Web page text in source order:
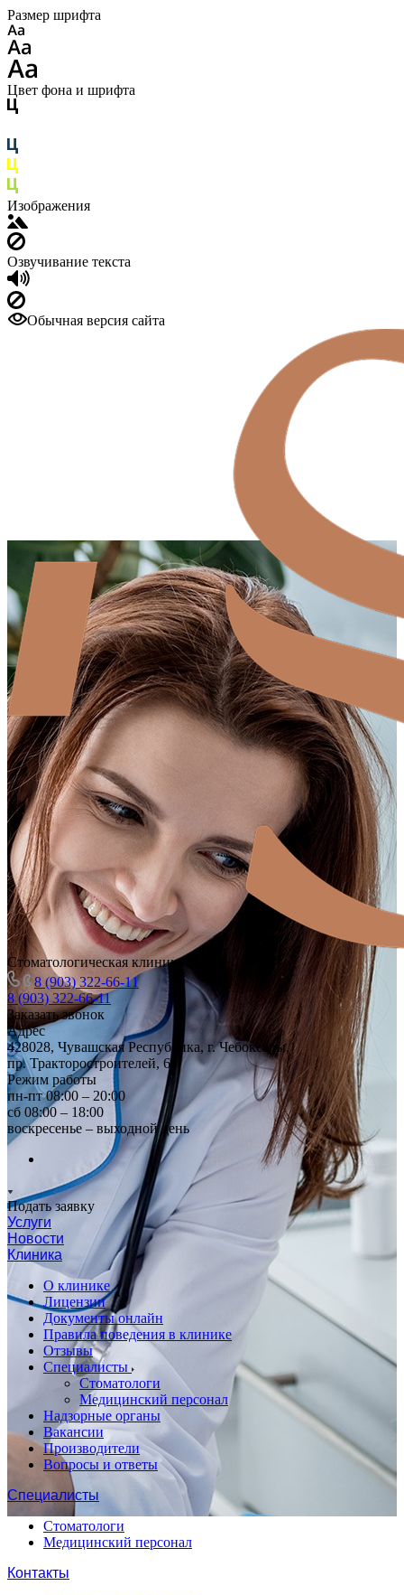
Размер шрифта
Цвет фона и шрифта
Изображения
Озвучивание текста
Обычная версия сайта
Стоматологическая клиника
8 (903) 322-66-11
8 (903) 322-66-11
Заказать звонок
Адрес
428028, Чувашская Республика, г. Чебоксары,
пр. Тракторостроителей, 64
Режим работы
пн-пт 08:00 – 20:00
сб 08:00 – 18:00
воскресенье – выходной день
Подать заявку
Услуги
Новости
Клиника
О клинике
Лицензии
Документы онлайн
Правила поведения в клинике
Отзывы
Специалисты
Стоматологи
Медицинский персонал
Надзорные органы
Вакансии
Производители
Вопросы и ответы
Специалисты
Стоматологи
Медицинский персонал
Контакты